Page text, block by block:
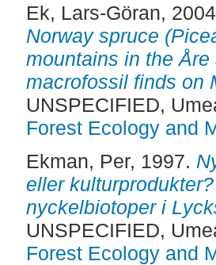
Ek, Lars-Göran,
Norway spruce
mountains in the
macrofossil finds on
UNSPECIFIED,
Forest Ecology and
Ekman, Per, 1997.
eller
nyckelbiotoper i
UNSPECIFIED,
Forest Ecology and